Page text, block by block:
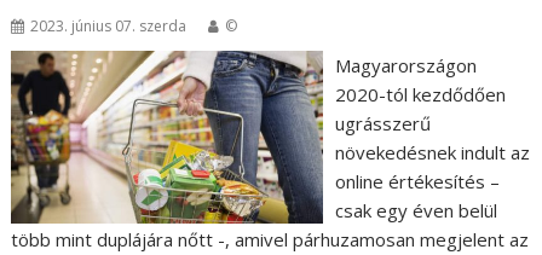
2023. június 07. szerda ©
Magyarországon
2020-tól kezdődően
ugrásszerű
növekedésnek indult az
online értékesítés –
csak egy éven belül
több mint duplájára nőtt -, amivel párhuzamosan megjelent az